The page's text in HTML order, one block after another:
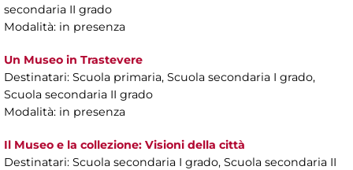
secondaria II grado
Modalità: in presenza
Un Museo in Trastevere
Destinatari: Scuola primaria, Scuola secondaria I grado,
Scuola secondaria II grado
Modalità: in presenza
Il Museo e la collezione: Visioni della città
Destinatari: Scuola secondaria I grado, Scuola secondaria II